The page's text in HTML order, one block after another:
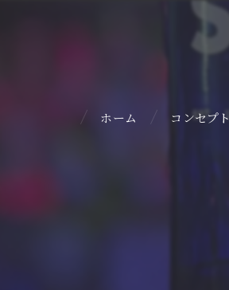
ホーム コンセプト